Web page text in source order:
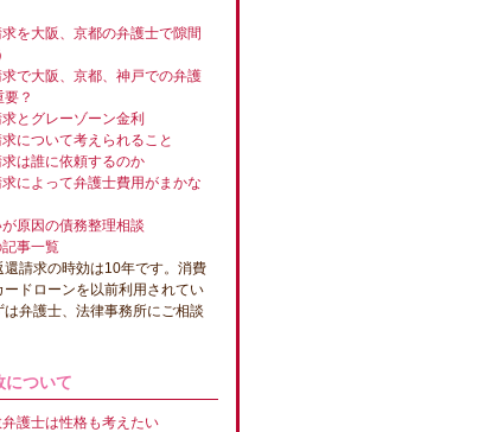
を大阪、京都の弁護士で隙間
で大阪、京都、神戸での弁護
？
とグレーゾーン金利
について考えられること
は誰に依頼するのか
によって弁護士費用がまかな
が原因の債務整理相談
事一覧
還請求の時効は10年です。消費
ードローンを以前利用されてい
は弁護士、法律事務所にご相談
について
護士は性格も考えたい